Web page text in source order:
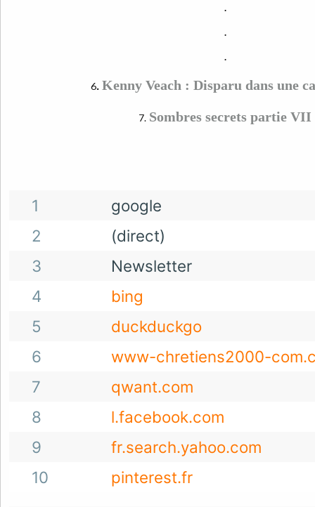
.
.
.
6.Kenny Veach : Disparu dans une
7. Sombres secrets partie VII
1
google
2
(direct)
3
Newsletter
4
bing
5
duckduckgo
6
www-chretiens2000-
7
qwant.com
8
l.facebook.com
9
fr.search.yahoo.com
10
pinterest.fr